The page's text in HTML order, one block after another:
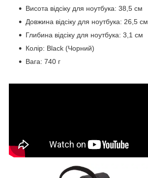
Висота відсіку для ноутбука: 38,5 см
Довжина відсіку для ноутбука: 26,5 см
Глибина відсіку для ноутбука: 3,1 см
Колір: Black (Чорний)
Вага: 740 г